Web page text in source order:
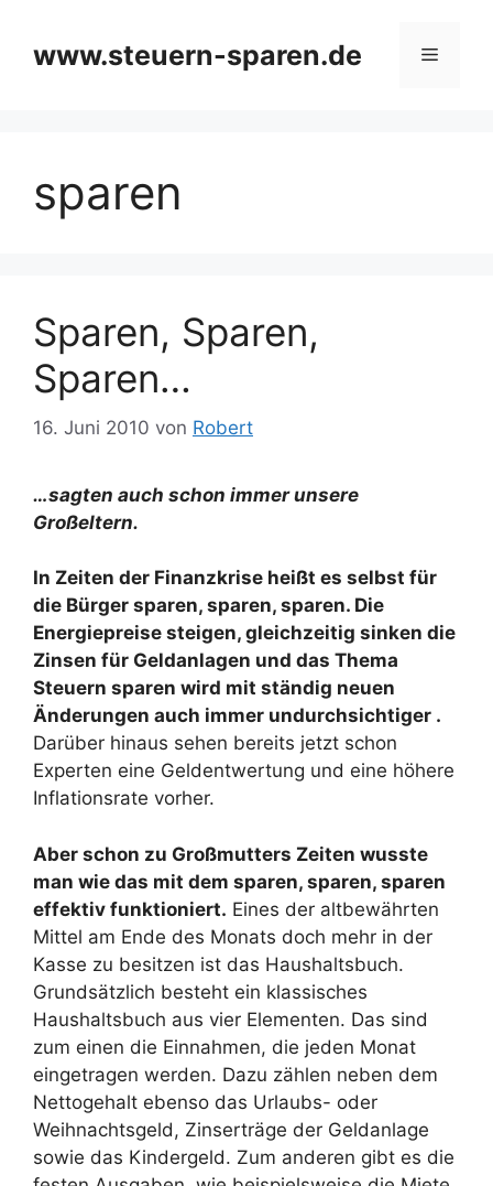
springen
www.steuern-sparen.de Menü
sparen
Sparen, Sparen,
Sparen…
16. Juni 2010 von Robert
…sagten auch schon immer unsere
Großeltern.
In Zeiten der Finanzkrise heißt es selbst für
die Bürger sparen, sparen, sparen. Die
Energiepreise steigen, gleichzeitig sinken die
Zinsen für Geldanlagen und das Thema
Steuern sparen wird mit ständig neuen
Änderungen auch immer undurchsichtiger .
Darüber hinaus sehen bereits jetzt schon
Experten eine Geldentwertung und eine höhere
Inflationsrate vorher.
Aber schon zu Großmutters Zeiten wusste
man wie das mit dem sparen, sparen, sparen
effektiv funktioniert. Eines der altbewährten
Mittel am Ende des Monats doch mehr in der
Kasse zu besitzen ist das Haushaltsbuch.
Grundsätzlich besteht ein klassisches
Haushaltsbuch aus vier Elementen. Das sind
zum einen die Einnahmen, die jeden Monat
eingetragen werden. Dazu zählen neben dem
Nettogehalt ebenso das Urlaubs- oder
Weihnachtsgeld, Zinserträge der Geldanlage
sowie das Kindergeld. Zum anderen gibt es die